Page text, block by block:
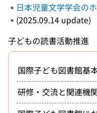
日本児童文学学会の
(2025.09.14 update)
子どもの読書活動推進
国際子ども図書館基
研修・交流と関連機